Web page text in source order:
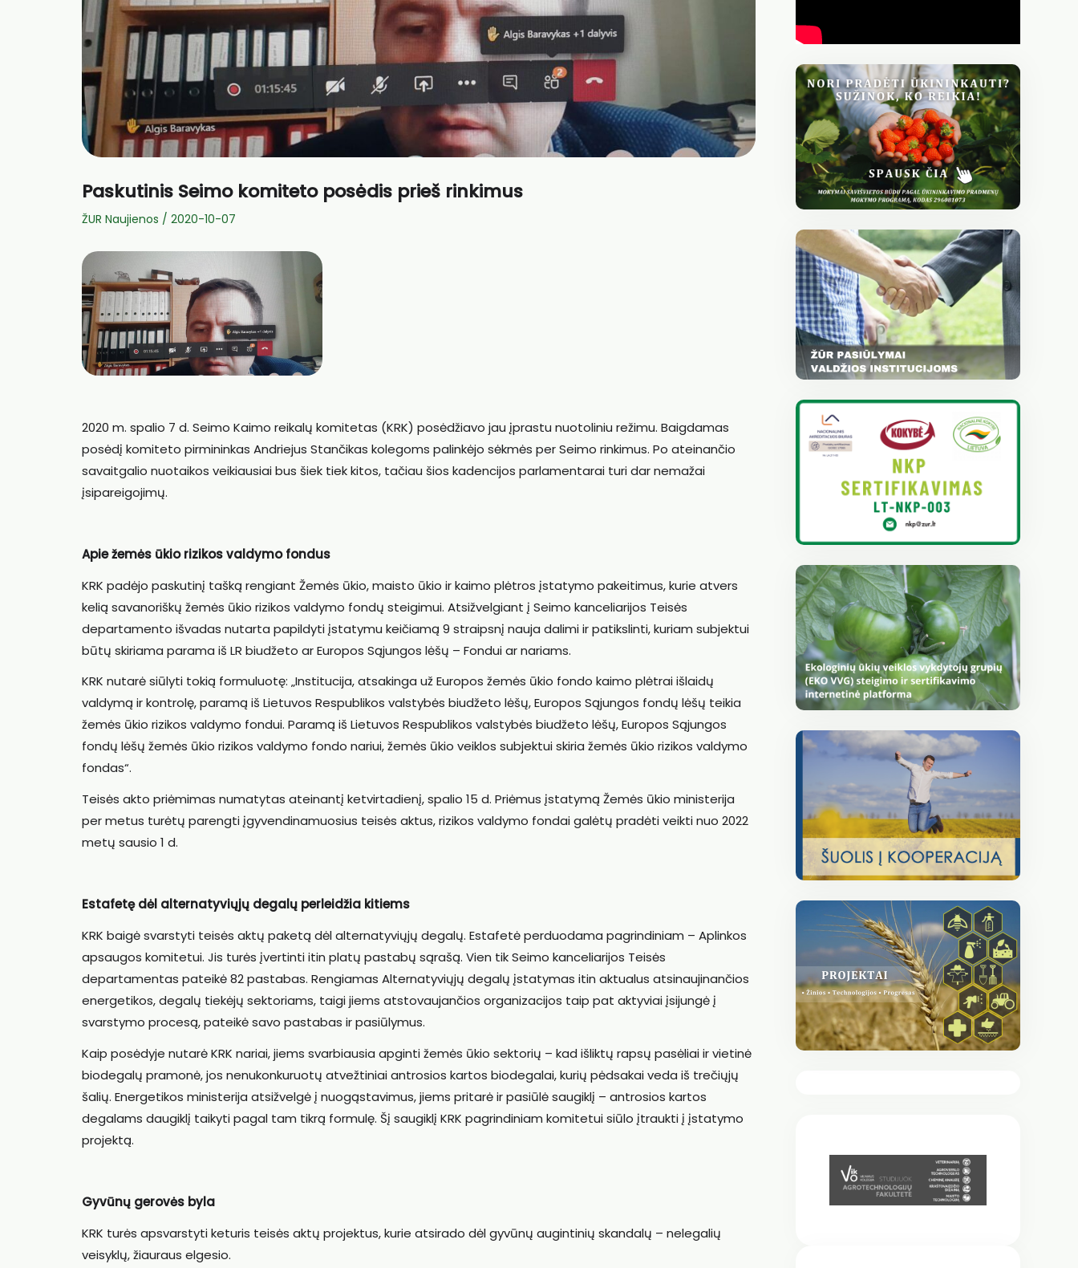
Paskutinis Seimo komiteto posėdis prieš rinkimus
ŽUR Naujienos / 2020-10-07
2020 m. spalio 7 d. Seimo Kaimo reikalų komitetas (KRK) posėdžiavo jau įprastu nuotoliniu režimu. Baigdamas
posėdį komiteto pirmininkas Andriejus Stančikas kolegoms palinkėjo sėkmės per Seimo rinkimus. Po ateinančio
savaitgalio nuotaikos veikiausiai bus šiek tiek kitos, tačiau šios kadencijos parlamentarai turi dar nemažai
įsipareigojimų.
Apie žemės ūkio rizikos valdymo fondus
KRK padėjo paskutinį tašką rengiant Žemės ūkio, maisto ūkio ir kaimo plėtros įstatymo pakeitimus, kurie atvers
kelią savanoriškų žemės ūkio rizikos valdymo fondų steigimui. Atsižvelgiant į Seimo kanceliarijos Teisės
departamento išvadas nutarta papildyti įstatymu keičiamą 9 straipsnį nauja dalimi ir patikslinti, kuriam subjektui
būtų skiriama parama iš LR biudžeto ar Europos Sąjungos lėšų – Fondui ar nariams.
KRK nutarė siūlyti tokią formuluotę: „Institucija, atsakinga už Europos žemės ūkio fondo kaimo plėtrai išlaidų
valdymą ir kontrolę, paramą iš Lietuvos Respublikos valstybės biudžeto lėšų, Europos Sąjungos fondų lėšų teikia
žemės ūkio rizikos valdymo fondui. Paramą iš Lietuvos Respublikos valstybės biudžeto lėšų, Europos Sąjungos
fondų lėšų žemės ūkio rizikos valdymo fondo nariui, žemės ūkio veiklos subjektui skiria žemės ūkio rizikos valdymo
fondas“.
Teisės akto priėmimas numatytas ateinantį ketvirtadienį, spalio 15 d. Priėmus įstatymą Žemės ūkio ministerija
per metus turėtų parengti įgyvendinamuosius teisės aktus, rizikos valdymo fondai galėtų pradėti veikti nuo 2022
metų sausio 1 d.
Estafetę dėl alternatyviųjų degalų perleidžia kitiems
KRK baigė svarstyti teisės aktų paketą dėl alternatyviųjų degalų. Estafetė perduodama pagrindiniam – Aplinkos
apsaugos komitetui. Jis turės įvertinti itin platų pastabų sąrašą. Vien tik Seimo kanceliarijos Teisės
departamentas pateikė 82 pastabas. Rengiamas Alternatyviųjų degalų įstatymas itin aktualus atsinaujinančios
energetikos, degalų tiekėjų sektoriams, taigi jiems atstovaujančios organizacijos taip pat aktyviai įsijungė į
svarstymo procesą, pateikė savo pastabas ir pasiūlymus.
Kaip posėdyje nutarė KRK nariai, jiems svarbiausia apginti žemės ūkio sektorių – kad išliktų rapsų pasėliai ir vietinė
biodegalų pramonė, jos nenukonkuruotų atvežtiniai antrosios kartos biodegalai, kurių pėdsakai veda iš trečiųjų
šalių. Energetikos ministerija atsižvelgė į nuogąstavimus, jiems pritarė ir pasiūlė saugiklį – antrosios kartos
degalams daugiklį taikyti pagal tam tikrą formulę. Šį saugiklį KRK pagrindiniam komitetui siūlo įtraukti į įstatymo
projektą.
Gyvūnų gerovės byla
KRK turės apsvarstyti keturis teisės aktų projektus, kurie atsirado dėl gyvūnų augintinių skandalų – nelegalių
veisyklų, žiauraus elgesio.